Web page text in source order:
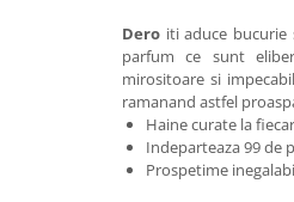
Dero iti aduce
parfum ce sunt
mirositoare si
ramanand astfel
Haine curate la
Indeparteaza 99 de
Prospetime